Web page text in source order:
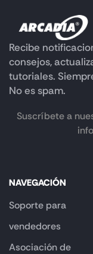
Recibe
consejos,
tutoriales.
No es spam.
Suscríbete a
NAVEGACIÓN
Soporte para
vendedores
Asociación de